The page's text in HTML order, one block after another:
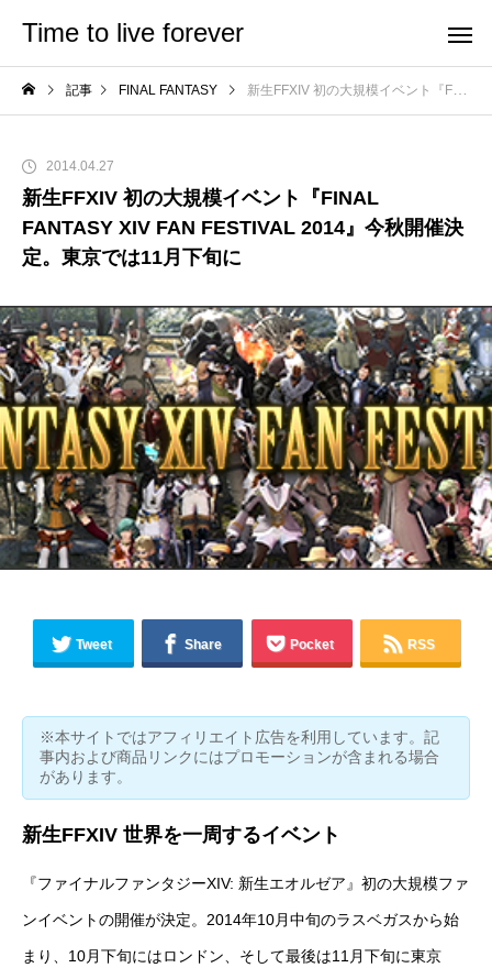
Time to live forever
記事 FINAL FANTASY 新生FFXIV 初の大規模イベント『FINAL FANTASY XIV FAN FESTIVAL 2014』今秋開催決定。東京では11月下旬に
2014.04.27
新生FFXIV 初の大規模イベント『FINAL
FANTASY XIV FAN FESTIVAL 2014』今秋開催決
定。東京では11月下旬に
Tweet Share Pocket RSS
※本サイトではアフィリエイト広告を利用しています。記
事内および商品リンクにはプロモーションが含まれる場合
があります。
新生FFXIV 世界を一周するイベント
『ファイナルファンタジーXIV: 新生エオルゼア 』初の大規模ファ
ンイベントの開催が決定。2014年10月中旬のラスベガスから始
まり、10月下旬にはロンドン、そして最後は11月下旬に東京